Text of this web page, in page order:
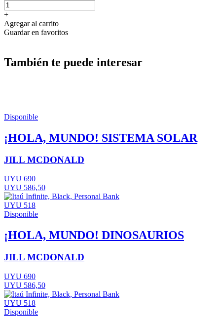
+
Agregar al carrito
Guardar en favoritos
También te puede interesar
Disponible
¡HOLA, MUNDO! SISTEMA SOLAR
JILL MCDONALD
UYU 690
UYU 586,50
UYU 518
Disponible
¡HOLA, MUNDO! DINOSAURIOS
JILL MCDONALD
UYU 690
UYU 586,50
UYU 518
Disponible